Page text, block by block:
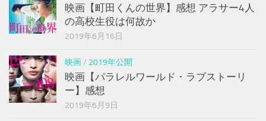
映画【町田くんの世界】感想 アラサー4人
の高校生役は何故か
2019年6月16日
映画/ 2019年公開
映画【パラレルワールド・ラブストーリ
ー】感想
2019年6月9日